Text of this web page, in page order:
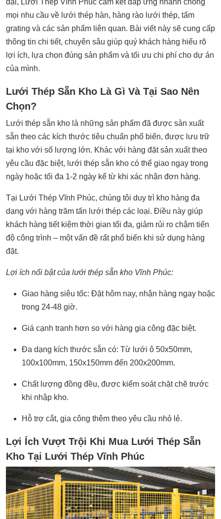
đại, Lưới Thép Vĩnh Phúc cam kết đáp ứng nhanh chóng
mọi nhu cầu về lưới thép hàn, hàng rào lưới thép, tấm
grating và các sản phẩm liên quan. Bài viết này sẽ cung cấp
thông tin chi tiết, chuyên sâu giúp quý khách hàng hiểu rõ
lợi ích, lựa chọn đúng sản phẩm và tối ưu chi phí cho dự án
của mình.
Lưới Thép Sẵn Kho Là Gì Và Tại Sao Nên
Chọn?
Lưới thép sẵn kho là những sản phẩm đã được sản xuất
sẵn theo các kích thước tiêu chuẩn phổ biến, được lưu trữ
tại kho với số lượng lớn. Khác với hàng đặt sản xuất theo
yêu cầu đặc biệt, lưới thép sẵn kho có thể giao ngay trong
ngày hoặc tối đa 1-2 ngày kể từ khi xác nhận đơn hàng.
Tại Lưới Thép Vĩnh Phúc, chúng tôi duy trì kho hàng đa
dạng với hàng trăm tấn lưới thép các loại. Điều này giúp
khách hàng tiết kiệm thời gian tối đa, giảm rủi ro chậm tiến
độ công trình – một vấn đề rất phổ biến khi sử dụng hàng
đặt.
Lợi ích nổi bật của lưới thép sẵn kho Vĩnh Phúc:
Giao hàng siêu tốc: Đặt hôm nay, nhận hàng ngay hoặc
trong 24-48 giờ.
Giá cạnh tranh hơn so với hàng gia công đặc biệt.
Đa dạng kích thước sẵn có: Từ lưới ô 50x50mm,
100x100mm, 150x150mm đến 200x200mm.
Chất lượng đồng đều, được kiểm soát chặt chẽ trước
khi nhập kho.
Hỗ trợ cắt, gia công thêm theo yêu cầu nhỏ lẻ.
Lợi Ích Vượt Trội Khi Mua Lưới Thép Sẵn
Kho Tại Lưới Thép Vĩnh Phúc